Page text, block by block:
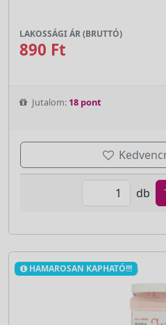
LAKOSSÁGI ÁR (BRUTTÓ)
890 Ft
Jutalom: 18 pont
db
HAMAROSAN KAPHATÓ!!!